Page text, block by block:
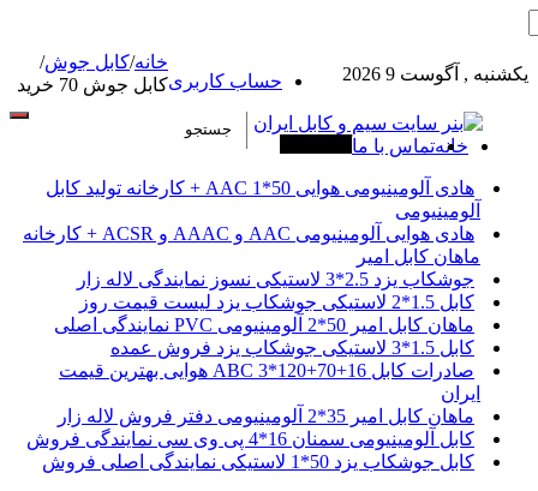
یکشنبه , آگوست 9 2026 حساب کاربری
خانهتماس با ما
هادی آلومینیومی هوایی 50*1 AAC + کارخانه تولید کابل
آلومینیومی
هادی هوایی آلومینیومی AAC و AAAC و ACSR + کارخانه
ماهان کابل امیر
جوشکاب یزد 2.5*3 لاستیکی نسوز نمایندگی لاله زار
کابل 1.5*2 لاستیکی جوشکاب یزد لیست قیمت روز
ماهان کابل امیر 50*2 آلومینیومی PVC نمایندگی اصلی
کابل 1.5*3 لاستیکی جوشکاب یزد فروش عمده
صادرات کابل 16+70+120*3 ABC هوایی بهترین قیمت
ایران
ماهان کابل امیر 35*2 آلومینیومی دفتر فروش لاله زار
کابل آلومینیومی سمنان 16*4 پی وی سی نمایندگی فروش
کابل جوشکاب یزد 50*1 لاستیکی نمایندگی اصلی فروش
خانه/کابل جوش/
کابل جوش 70 خرید